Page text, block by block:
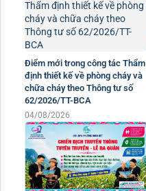
Điểm mới trong công tác Thẩm
định thiết kế về phòng cháy và
chữa cháy theo Thông tư số
62/2026/TT-BCA
04/08/2026